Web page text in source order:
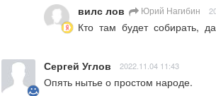
вилс лов Юрий Нагибин
Кто  там  будет  собирать,
Сергей Углов 2022.11.04 11:43
Опять нытье о простом народе.